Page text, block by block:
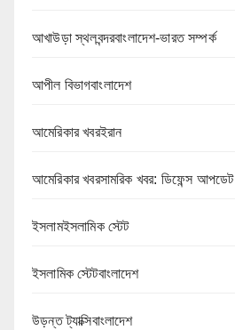
আখাউড়া স্থলবন্দরবাংলাদেশ-ভারত সম্পর্ক
আপীল বিভাগবাংলাদেশ
আমেরিকার খবরইরান
আমেরিকার খবরসামরিক খবর: ডিফেন্স আপডেট
ইসলামইসলামিক স্টেট
ইসলামিক স্টেটবাংলাদেশ
উড়ন্ত ট্যাক্সিবাংলাদেশ